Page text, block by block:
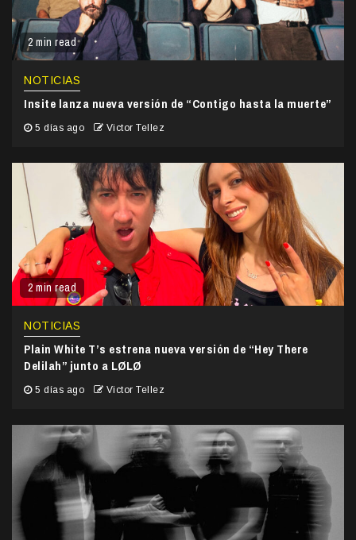
2 min read
NOTICIAS
Insite lanza nueva versión de “Contigo hasta la muerte”
5 días ago Victor Tellez
2 min read
NOTICIAS
Plain White T’s estrena nueva versión de “Hey There
Delilah” junto a LØLØ
5 días ago Victor Tellez